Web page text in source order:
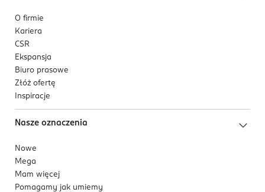
O firmie
Kariera
CSR
Ekspansja
Biuro prasowe
Złóż ofertę
Inspiracje
Nasze oznaczenia
Nowe
Mega
Mam więcej
Pomagamy jak umiemy